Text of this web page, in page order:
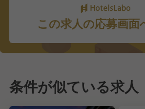
この求人の応募画面
条件が似ている求人